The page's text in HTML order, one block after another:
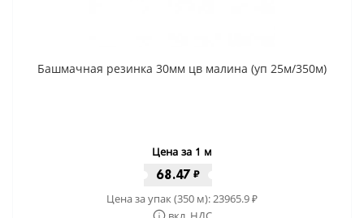
Башмачная резинка 30мм цв малина (уп 25м/350м)
Цена за 1 м
68.47₽
Цена за упак (350 м):23965.9₽